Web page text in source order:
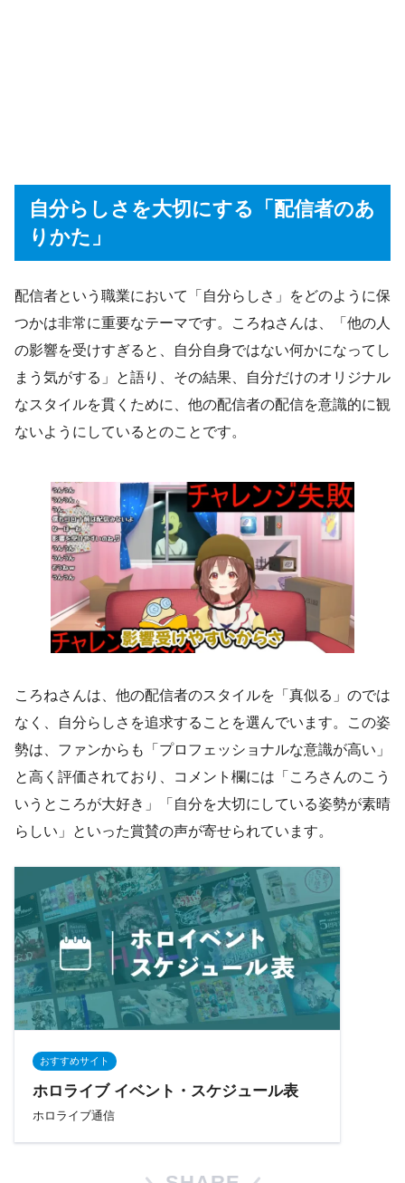
自分らしさを大切にする「配信者のあ
りかた」
配信者という職業において「自分らしさ」をどのように保
つかは非常に重要なテーマです。ころねさんは、「他の人
の影響を受けすぎると、自分自身ではない何かになってし
まう気がする」と語り、その結果、自分だけのオリジナル
なスタイルを貫くために、他の配信者の配信を意識的に観
ないようにしているとのことです。
ころねさんは、他の配信者のスタイルを「真似る」のでは
なく、自分らしさを追求することを選んでいます。この姿
勢は、ファンからも「プロフェッショナルな意識が高い」
と高く評価されており、コメント欄には「ころさんのこう
いうところが大好き」「自分を大切にしている姿勢が素晴
らしい」といった賞賛の声が寄せられています。
おすすめサイト
ホロライブ イベント・スケジュール表
ホロライブ通信